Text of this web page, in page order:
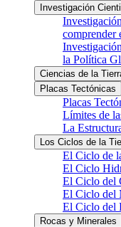
Investigación
comprender
la Política
Ciencias de la
Placas Tectónicas
Placas
Límites de
La
Los Ciclos de la
El Ciclo de
El Ciclo
El Ciclo del
El Ciclo del
El Ciclo del
Rocas y Minerales